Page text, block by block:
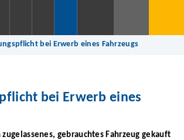
bei Erwerb eines Fahrzeugs
bei Erwerb eines
gebrauchtes Fahrzeug gekauft